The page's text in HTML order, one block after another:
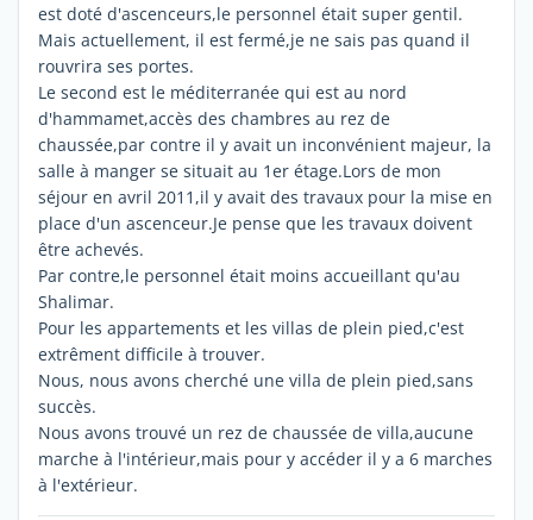
est doté d'ascenceurs,le personnel était super gentil.
Mais actuellement, il est fermé,je ne sais pas quand il
rouvrira ses portes.
Le second est le méditerranée qui est au nord
d'hammamet,accès des chambres au rez de
chaussée,par contre il y avait un inconvénient majeur, la
salle à manger se situait au 1er étage.Lors de mon
séjour en avril 2011,il y avait des travaux pour la mise en
place d'un ascenceur.Je pense que les travaux doivent
être achevés.
Par contre,le personnel était moins accueillant qu'au
Shalimar.
Pour les appartements et les villas de plein pied,c'est
extrêment difficile à trouver.
Nous, nous avons cherché une villa de plein pied,sans
succès.
Nous avons trouvé un rez de chaussée de villa,aucune
marche à l'intérieur,mais pour y accéder il y a 6 marches
à l'extérieur.